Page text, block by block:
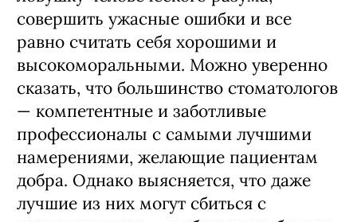
совершить ужасные ошибки и все
равно считать себя хорошими и
высокоморальными. Можно уверенно
сказать, что большинство стоматологов
— компетентные и заботливые
профессионалы с самыми лучшими
намерениями, желающие пациентам
добра. Однако выясняется, что даже
лучшие из них могут сбиться с